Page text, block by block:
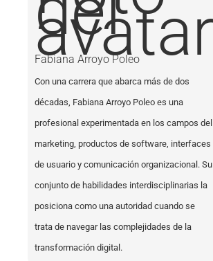
Fabiana Arroyo Poleo
Con una carrera que abarca más de dos
décadas, Fabiana Arroyo Poleo es una
profesional experimentada en los campos del
marketing, productos de software, interfaces
de usuario y comunicación organizacional. Su
conjunto de habilidades interdisciplinarias la
posiciona como una autoridad cuando se
trata de navegar las complejidades de la
transformación digital.